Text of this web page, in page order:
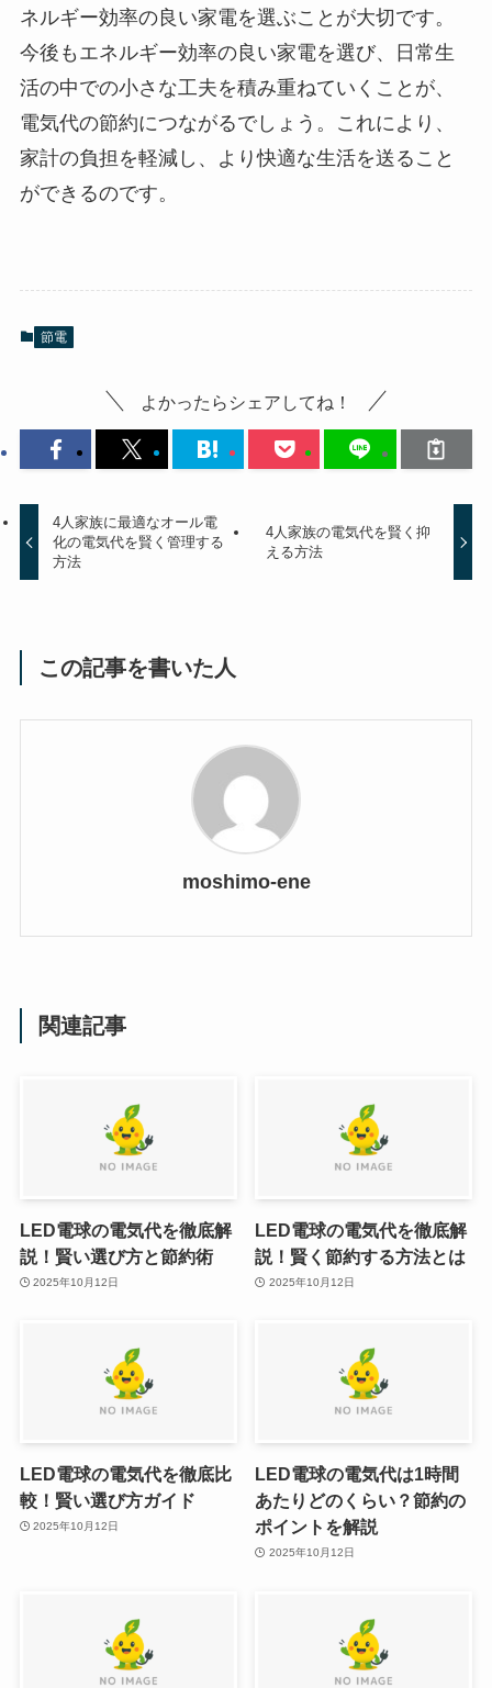
ネルギー効率の良い家電を選ぶことが大切です。
今後もエネルギー効率の良い家電を選び、日常生
活の中での小さな工夫を積み重ねていくことが、
電気代の節約につながるでしょう。これにより、
家計の負担を軽減し、より快適な生活を送ること
ができるのです。
節電
よかったらシェアしてね！
4人家族に最適なオール電
化の電気代を賢く管理する
方法
4人家族の電気代を賢く抑
える方法
この記事を書いた人
moshimo-ene
関連記事
LED電球の電気代を徹底解
説！賢い選び方と節約術
2025年10月12日
LED電球の電気代を徹底解
説！賢く節約する方法とは
2025年10月12日
LED電球の電気代を徹底比
較！賢い選び方ガイド
2025年10月12日
LED電球の電気代は1時間
あたりどのくらい？節約の
ポイントを解説
2025年10月12日